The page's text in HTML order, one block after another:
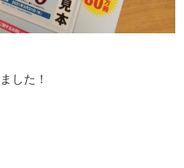
した！